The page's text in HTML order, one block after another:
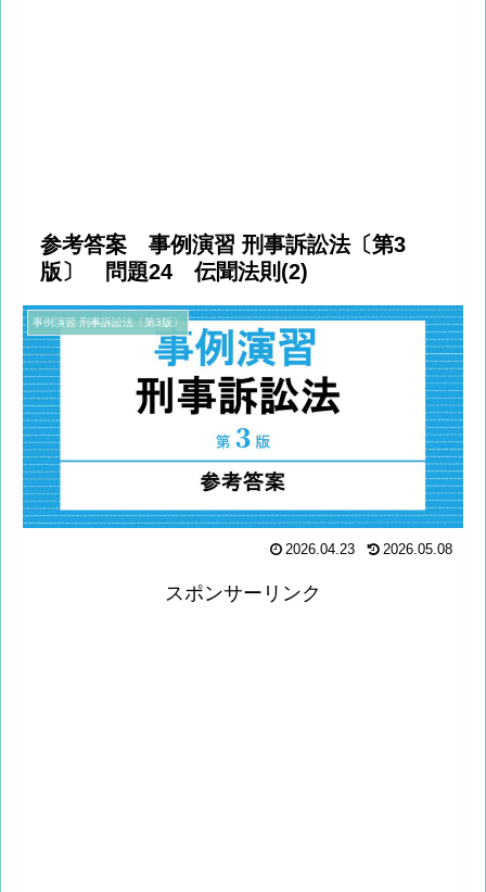
参考答案 事例演習 刑事訴訟法〔第3
版〕 問題24 伝聞法則(2)
事例演習 刑事訴訟法〔第3版〕
2026.04.23 2026.05.08
スポンサーリンク